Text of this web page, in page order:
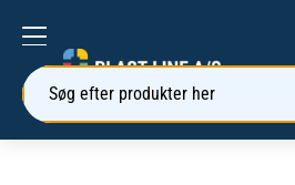
Søg efter produkter her